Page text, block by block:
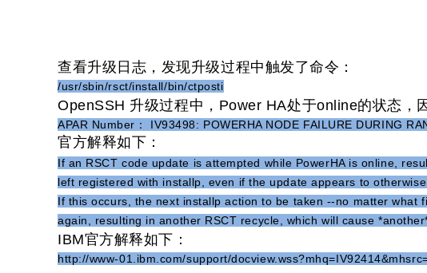
查看升级日志，发现升级过程中触发了命令：
/usr/sbin/rsct/install/bin/ctposti
OpenSSH 升级过程中，Power HA处于online的状态
APAR Number： IV93498: POWERHA NODE FAILURE DURING
官方解释如下：
If an RSCT code update is attempted while PowerHA is online,
left registered with installp, even if the update appears to
If this occurs, the next installp action to be taken --no matter what
again, resulting in another RSCT recycle, which will cause
IBM官方解释如下：
http://www-01.ibm.com/support/